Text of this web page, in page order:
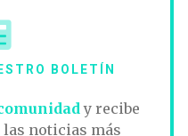
BOLETÍN
y recibe
noticias más